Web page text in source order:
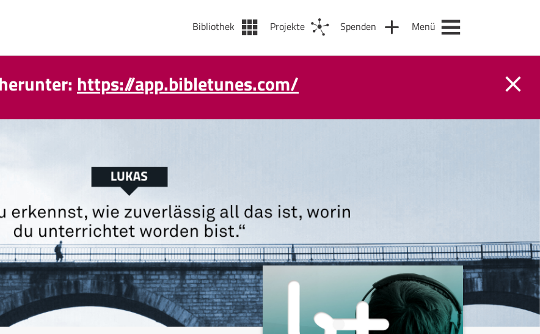
Bibliothek Projekte Spenden Menü
https://app.bibletunes.com/
Podcast wieder da ab dem 31. August.